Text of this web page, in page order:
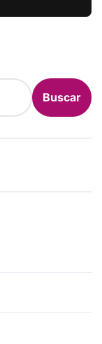
Buscar